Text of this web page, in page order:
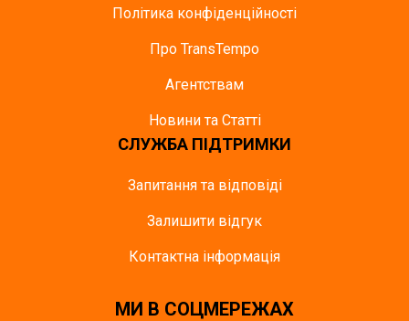
Політика конфіденційності
Про TransTempo
Агентствам
Новини та Статті
СЛУЖБА ПІДТРИМКИ
Запитання та відповіді
Залишити відгук
Контактна інформація
МИ В СОЦМЕРЕЖАХ